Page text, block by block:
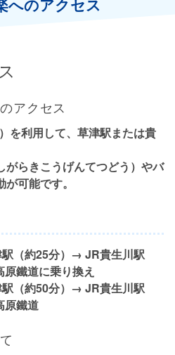
へのアクセス
アクセス
を利用して、草津駅または貴
がらきこうげんてつどう）やバ
可能です。
（約25分）→ JR貴生川駅
鐵道に乗り換え
（約50分）→ JR貴生川駅
原鐵道